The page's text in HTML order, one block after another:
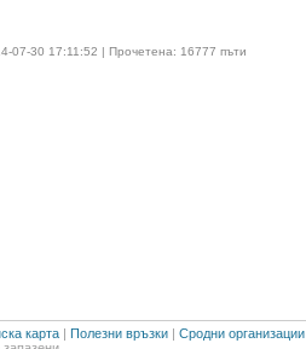
07-30 17:11:52 | Прочетена: 16777 пъти
карта | Полезни връзки | Сродни организации